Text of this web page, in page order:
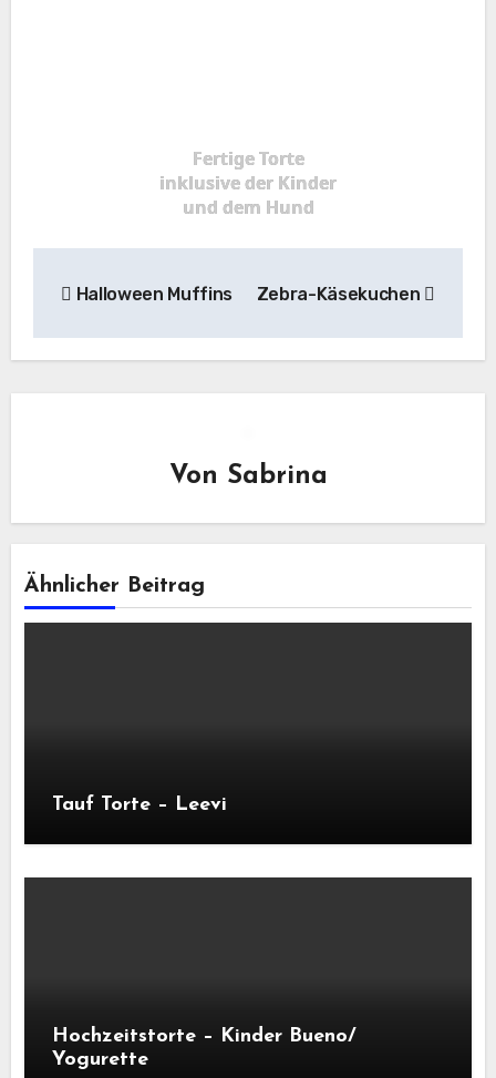
Fertige Torte
inklusive der Kinder
und dem Hund
Halloween Muffins Zebra-Käsekuchen
Von Sabrina
Ähnlicher Beitrag
Tauf Torte – Leevi
Hochzeitstorte – Kinder Bueno/
Yogurette